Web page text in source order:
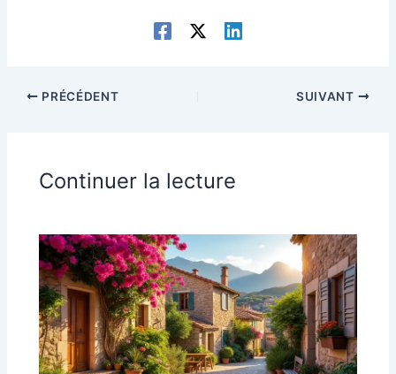
PRÉCÉDENT SUIVANT
Continuer la lecture